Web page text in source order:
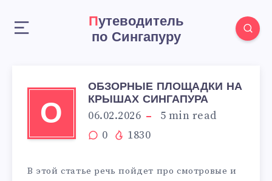
Путеводитель
по Сингапуру
О
ОБЗОРНЫЕ ПЛОЩАДКИ НА
КРЫШАХ СИНГАПУРА
06.02.2026 5 min read
0
1830
В этой статье речь пойдет про смотровые и